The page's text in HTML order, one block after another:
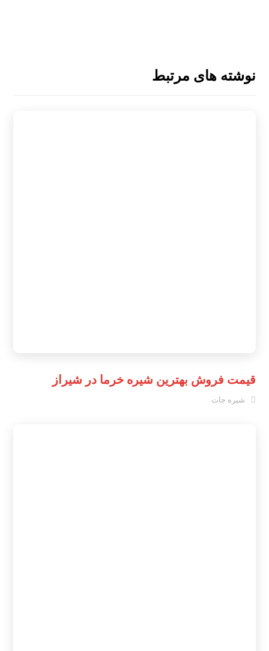
نوشته های مرتبط
قیمت فروش بهترین شیره خرما در شیراز
شیره جات